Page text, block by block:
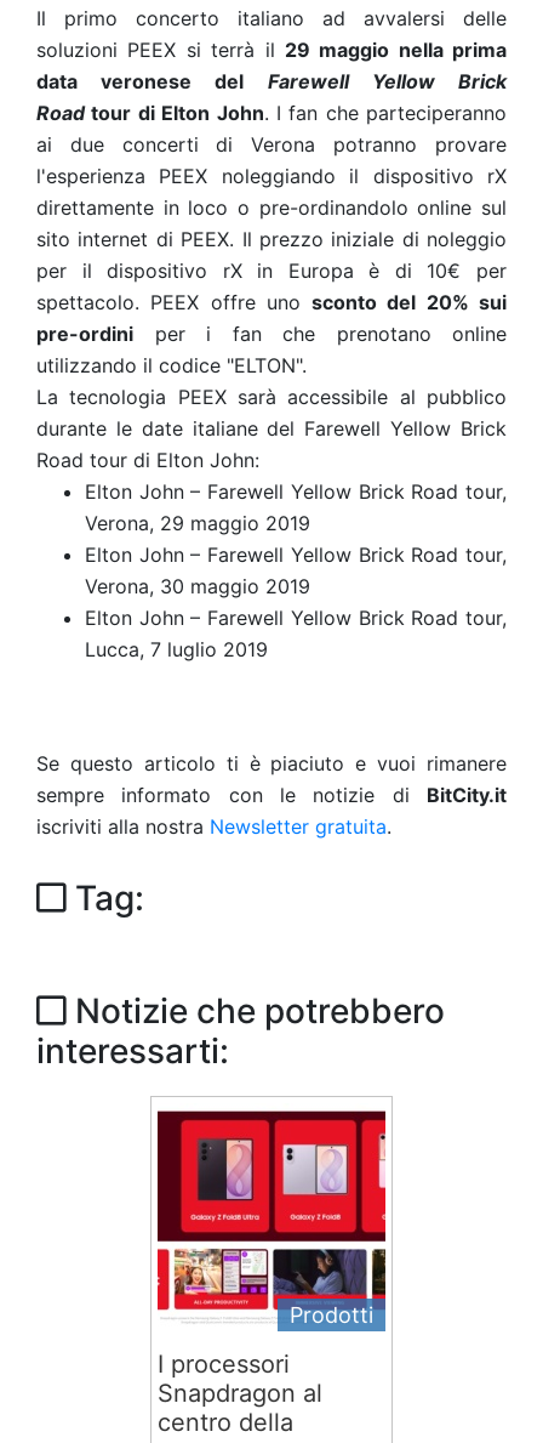
Il primo concerto italiano ad avvalersi delle
soluzioni PEEX si terrà il 29 maggio nella prima
data veronese del
Farewell Yellow Brick
Road tour di Elton John. I fan che parteciperanno
ai due concerti di Verona potranno provare
l'esperienza PEEX noleggiando il dispositivo rX
direttamente in loco o pre-ordinandolo online sul
sito internet di PEEX. Il prezzo iniziale di noleggio
per il dispositivo rX in Europa è di 10€ per
spettacolo. PEEX offre unosconto del 20% sui
pre-ordini per i fan che prenotano online
utilizzando il codice "ELTON".
La tecnologia PEEX sarà accessibile al pubblico
durante le date italiane del Farewell Yellow Brick
Road tour di Elton John:
Elton John – Farewell Yellow Brick Road tour,
Verona, 29 maggio 2019
Elton John – Farewell Yellow Brick Road tour,
Verona, 30 maggio 2019
Elton John – Farewell Yellow Brick Road tour,
Lucca, 7 luglio 2019
Se questo articolo ti è piaciuto e vuoi rimanere
sempre informato con le notizie di BitCity.it
iscriviti alla nostra Newsletter gratuita.
Tag:
Notizie che potrebbero
interessarti:
Prodotti
I processori
Snapdragon al
centro della